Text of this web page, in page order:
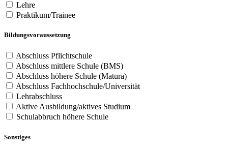
Lehre
Praktikum/Trainee
Bildungsvoraussetzung
Abschluss Pflichtschule
Abschluss mittlere Schule (BMS)
Abschluss höhere Schule (Matura)
Abschluss Fachhochschule/Universität
Lehrabschluss
Aktive Ausbildung/aktives Studium
Schulabbruch höhere Schule
Sonstiges